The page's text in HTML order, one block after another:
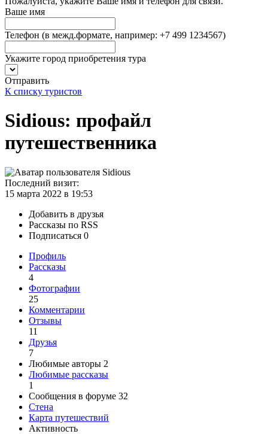
Ваше имя
Телефон (в межд.формате, например: +7 499 1234567)
Укажите город приобретения тура
Отправить
К списку туристов
Sidious: профайл
путешественника
Последний визит:
15 марта 2022 в 19:53
Добавить в друзья
Рассказы по RSS
Подписаться 0
Профиль
Рассказы
4
Фотографии
25
Комментарии
Отзывы
11
Друзья
7
Любимые авторы 2
Любимые рассказы
1
Сообщения в форуме 32
Стена
Карта путешествий
Активность